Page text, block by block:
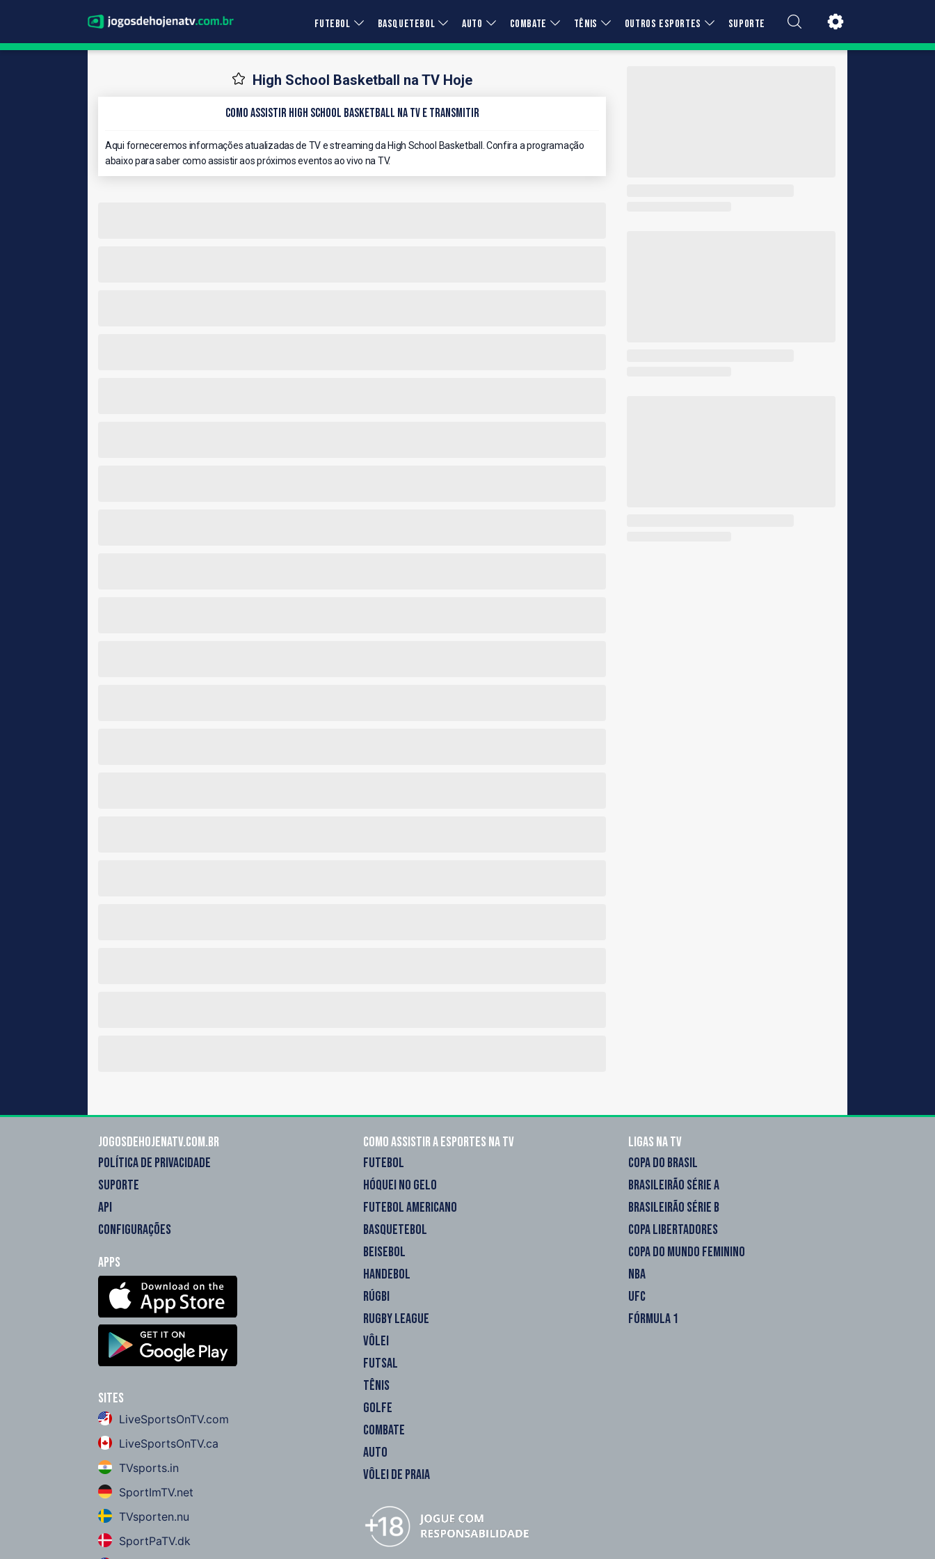
FUTEBOL BASQUETEBOL AUTO COMBATE TÊNIS OUTROS ESPORTES SUPORTE
High School Basketball na TV Hoje
Como Assistir High School Basketball na TV e Transmitir
Aqui forneceremos informações atualizadas de TV e streaming da High School Basketball. Confira a programação
abaixo para saber como assistir aos próximos eventos ao vivo na TV.
Jogosdehojenatv.com.br
POLÍTICA DE PRIVACIDADE
SUPORTE
API
CONFIGURAÇÕES
Apps
Sites
LiveSportsOnTV.com
LiveSportsOnTV.ca
TVsports.in
SportImTV.net
TVsporten.nu
SportPaTV.dk
Como assistir a esportes na TV
FUTEBOL
HÓQUEI NO GELO
FUTEBOL AMERICANO
BASQUETEBOL
BEISEBOL
HANDEBOL
RÚGBI
RUGBY LEAGUE
VÔLEI
FUTSAL
TÊNIS
GOLFE
COMBATE
AUTO
VÔLEI DE PRAIA
Ligas na TV
COPA DO BRASIL
BRASILEIRÃO SÉRIE A
BRASILEIRÃO SÉRIE B
COPA LIBERTADORES
COPA DO MUNDO FEMININO
NBA
UFC
FÓRMULA 1